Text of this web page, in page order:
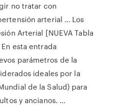
no tratar con
arterial … Los
Arterial [NUEVA Tabla
esta entrada
parámetros de la
ideales por la
de la Salud) para
y ancianos. …